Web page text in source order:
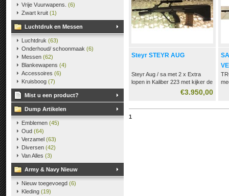
Vrije Vuurwapens. (6)
Zwart kruit (1)
Luchtdruk en Messen
Luchtdruk (63)
Onderhoud/ schoonmaak (6)
Messen (62)
Blankewapens (4)
Accessoires (6)
Kruisboog (7)
Mist u een product?
Dump Artikelen
Emblemen (45)
Oud (64)
Verzamel (63)
Diversen (42)
Van Alles (3)
Army & Navy Nieuw
Nieuw toegevoegd (6)
Kleding (19)
Steyr STEYR AUG
Steyr Aug / sa met 2 x Extra
lopen in Kaliber 223 met kijker de
€3.950,00
1